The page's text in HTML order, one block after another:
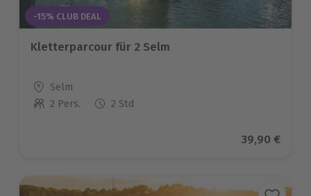
-15% CLUB DEAL
Kletterparcour für 2 Selm
Standort
Selm
Anzahl der Teilnehmer
2 Pers. 2 Std
Aktueller
39,90 €